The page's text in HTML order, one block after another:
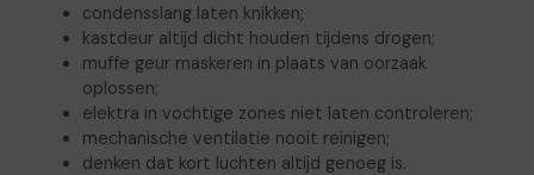
condensslang laten knikken;
kastdeur altijd dicht houden tijdens drogen;
muffe geur maskeren in plaats van oorzaak
oplossen;
elektra in vochtige zones niet laten controleren;
mechanische ventilatie nooit reinigen;
denken dat kort luchten altijd genoeg is.